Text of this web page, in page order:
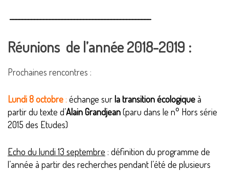
Réunions de l’année 2018-2019 :
Prochaines rencontres :
Lundi 8 octobre : échange surla transition écologiqueà
partir du texte d’Alain Grandjean(paru dans le n° Hors série
2015 des Etudes)
Echo du lundi 13 septembre : définition du programme de
l’année à partir des recherches pendant l’été de plusieurs